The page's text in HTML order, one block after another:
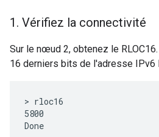
1 . Vérifiez la connectivité
Sur le nœud 2, obtenez le
16 derniers bits de l'adresse IPv6
> rloc16
5800